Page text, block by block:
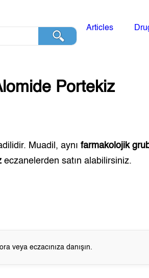
Articles
Portekiz
Muadil, aynı farmakolojik
eczanelerden satın alabilirsiniz.
veya eczacınıza danışın.